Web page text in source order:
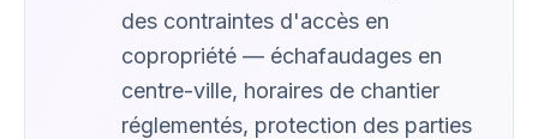
des contraintes d'accès en
copropriété — échafaudages en
centre-ville, horaires de chantier
réglementés, protection des parties